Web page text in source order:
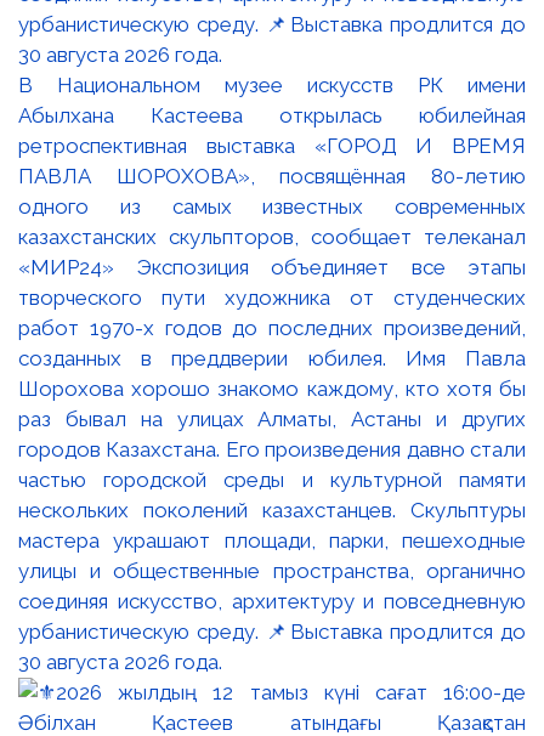
В Национальном музее искусств РК имени
Абылхана Кастеева открылась юбилейная
ретроспективная выставка «ГОРОД И ВРЕМЯ
ПАВЛА ШОРОХОВА», посвящённая 80-летию
одного из самых известных современных
казахстанских скульпторов, сообщает телеканал
«МИР24» Экспозиция объединяет все этапы
творческого пути художника от студенческих
работ 1970-х годов до последних произведений,
созданных в преддверии юбилея. Имя Павла
Шорохова хорошо знакомо каждому, кто хотя бы
раз бывал на улицах Алматы, Астаны и других
городов Казахстана. Его произведения давно стали
частью городской среды и культурной памяти
нескольких поколений казахстанцев. Скульптуры
мастера украшают площади, парки, пешеходные
улицы и общественные пространства, органично
соединяя искусство, архитектуру и повседневную
урбанистическую среду. 📌Выставка продлится до
30 августа 2026 года.